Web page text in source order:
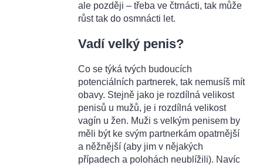
ale později – třeba ve čtrnácti, tak může
růst tak do osmnácti let.
Vadí velký penis?
Co se týká tvých budoucích
potenciálních partnerek, tak nemusíš mít
obavy. Stejně jako je rozdílná velikost
penisů u mužů, je i rozdílná velikost
vagín u žen. Muži s velkým penisem by
měli být ke svým partnerkám opatrnější
a něžnější (aby jim v nějakých
případech a polohách neublížili). Navíc